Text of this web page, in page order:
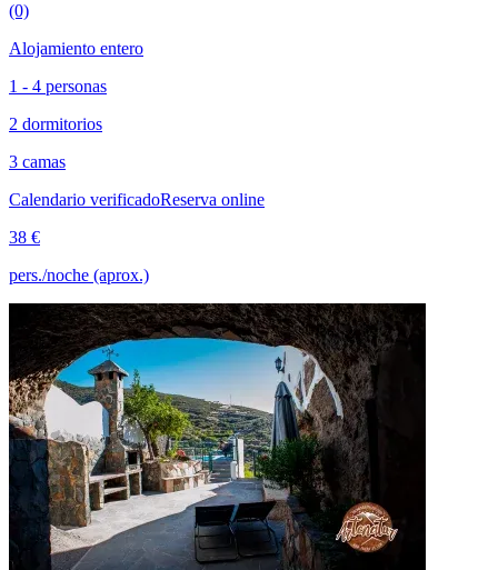
(0)
Alojamiento entero
1 - 4 personas
2 dormitorios
3 camas
Calendario verificadoReserva online
38 €
pers./noche (aprox.)